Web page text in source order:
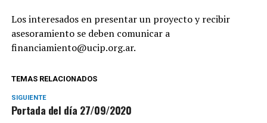
Los interesados en presentar un proyecto y recibir
asesoramiento se deben comunicar a
financiamiento@ucip.org.ar.
TEMAS RELACIONADOS
SIGUIENTE
Portada del día 27/09/2020